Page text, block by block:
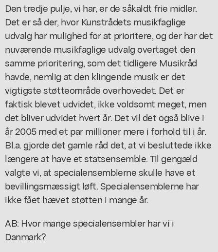
Den tredje pulje, vi har, er de såkaldt frie midler.
Det er så der, hvor Kunstrådets musikfaglige
udvalg har mulighed for at prioritere, og der har det
nuværende musikfaglige udvalg overtaget den
samme prioritering, som det tidligere Musikråd
havde, nemlig at den klingende musik er det
vigtigste støtteområde overhovedet. Det er
faktisk blevet udvidet, ikke voldsomt meget, men
det bliver udvidet hvert år. Det vil det også blive i
år 2005 med et par millioner mere i forhold til i år.
Bl.a. gjorde det gamle råd det, at vi besluttede ikke
længere at have et statsensemble. Til gengæld
valgte vi, at specialensemblerne skulle have et
bevillingsmæssigt løft. Specialensemblerne har
ikke fået hævet støtten i mange år.
AB: Hvor mange specialensembler har vi i
Danmark?